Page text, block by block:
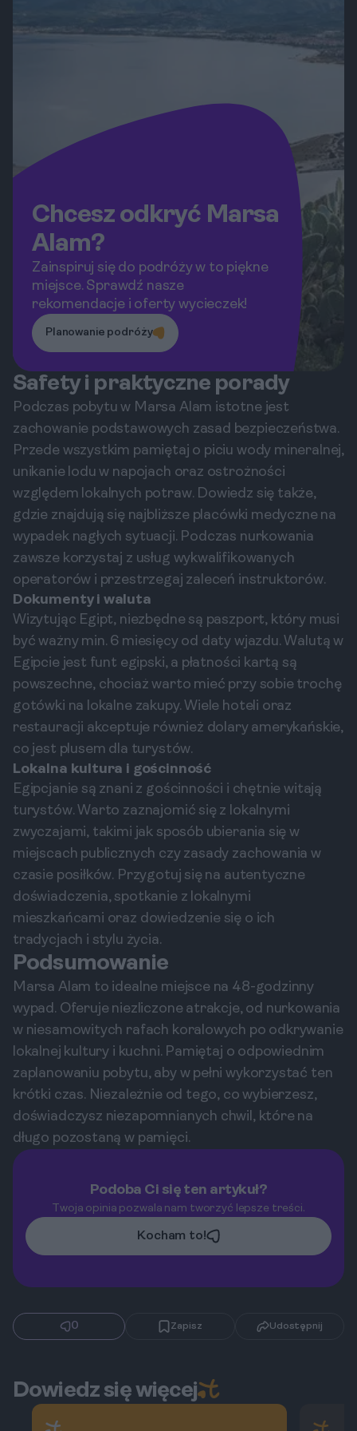
Chcesz odkryć Marsa
Alam?
Zainspiruj się do podróży w to piękne
miejsce. Sprawdź nasze
rekomendacje i oferty wycieczek!
Planowanie podróży
Safety i praktyczne porady
Podczas pobytu w Marsa Alam istotne jest
zachowanie podstawowych zasad bezpieczeństwa.
Przede wszystkim pamiętaj o piciu wody mineralnej,
unikanie lodu w napojach oraz ostrożności
względem lokalnych potraw. Dowiedz się także,
gdzie znajdują się najbliższe placówki medyczne na
wypadek nagłych sytuacji. Podczas nurkowania
zawsze korzystaj z usług wykwalifikowanych
operatorów i przestrzegaj zaleceń instruktorów.
Dokumenty i waluta
Wizytując Egipt, niezbędne są paszport, który musi
być ważny min. 6 miesięcy od daty wjazdu. Walutą w
Egipcie jest funt egipski, a płatności kartą są
powszechne, chociaż warto mieć przy sobie trochę
gotówki na lokalne zakupy. Wiele hoteli oraz
restauracji akceptuje również dolary amerykańskie,
co jest plusem dla turystów.
Lokalna kultura i gościnność
Egipcjanie są znani z gościnności i chętnie witają
turystów. Warto zaznajomić się z lokalnymi
zwyczajami, takimi jak sposób ubierania się w
miejscach publicznych czy zasady zachowania w
czasie posiłków. Przygotuj się na autentyczne
doświadczenia, spotkanie z lokalnymi
mieszkańcami oraz dowiedzenie się o ich
tradycjach i stylu życia.
Podsumowanie
Marsa Alam to idealne miejsce na 48-godzinny
wypad. Oferuje niezliczone atrakcje, od nurkowania
w niesamowitych rafach koralowych po odkrywanie
lokalnej kultury i kuchni. Pamiętaj o odpowiednim
zaplanowaniu pobytu, aby w pełni wykorzystać ten
krótki czas. Niezależnie od tego, co wybierzesz,
doświadczysz niezapomnianych chwil, które na
długo pozostaną w pamięci.
Podoba Ci się ten artykuł?
Twoja opinia pozwala nam tworzyć lepsze treści.
Kocham to!
0 Zapisz Udostępnij
Dowiedz się więcej